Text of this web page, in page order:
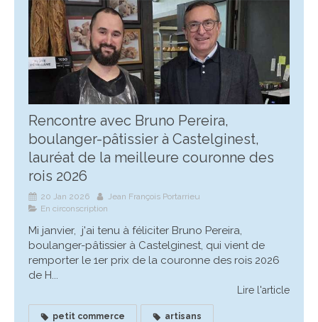
Rencontre avec Bruno Pereira,
boulanger-pâtissier à Castelginest,
lauréat de la meilleure couronne des
rois 2026
20 Jan 2026
Jean François Portarrieu
En circonscription
Mi janvier, j'ai tenu à féliciter Bruno Pereira,
boulanger-pâtissier à Castelginest, qui vient de
remporter le 1er prix de la couronne des rois 2026
de H...
Lire l'article
petit commerce artisans